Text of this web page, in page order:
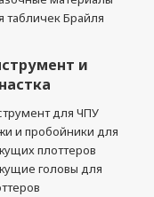
табличек Брайля
и
для ЧПУ
и пробойники для
плоттеров
головы для